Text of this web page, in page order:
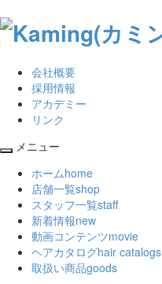
会社概要
採用情報
アカデミー
リンク
Toggle
navigation
メニュー
ホームhome
店舗一覧shop
スタッフ一覧staff
新着情報new
動画コンテンツmovie
ヘアカタログhair catalogs
取扱い商品goods